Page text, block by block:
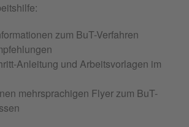
zum BuT-Verfahren
Anleitung und Arbeitsvorlagen im
mehrsprachigen Flyer zum BuT-